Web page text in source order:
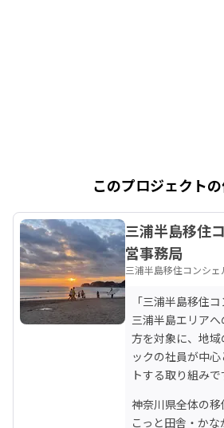
このプロジェクト
三浦半島移住
営事務局
三浦半島移住コンシェ
「三浦半島移住
三浦半島エリア
方を対象に、地
ックの社員が中
トする取り組みで
神奈川県全体の
こっと田舎・か